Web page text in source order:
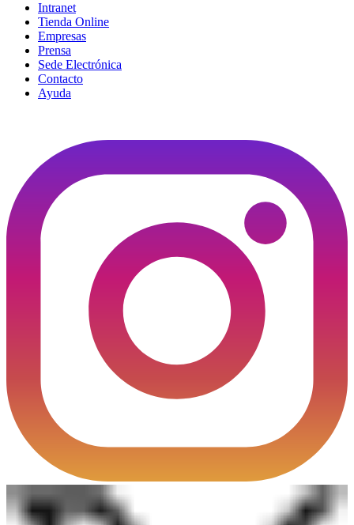
Intranet
Tienda Online
Empresas
Prensa
Sede Electrónica
Contacto
Ayuda